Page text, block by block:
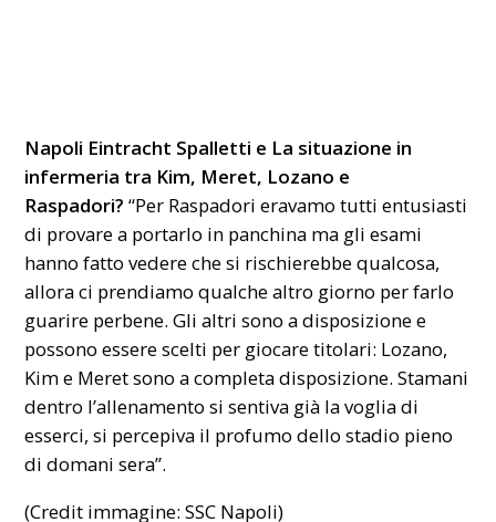
Napoli Eintracht Spalletti e La situazione in
infermeria tra Kim, Meret, Lozano e
Raspadori? “Per Raspadori eravamo tutti entusiasti
di provare a portarlo in panchina ma gli esami
hanno fatto vedere che si rischierebbe qualcosa,
allora ci prendiamo qualche altro giorno per farlo
guarire perbene. Gli altri sono a disposizione e
possono essere scelti per giocare titolari: Lozano,
Kim e Meret sono a completa disposizione. Stamani
dentro l’allenamento si sentiva già la voglia di
esserci, si percepiva il profumo dello stadio pieno
di domani sera”.
(Credit immagine: SSC Napoli)